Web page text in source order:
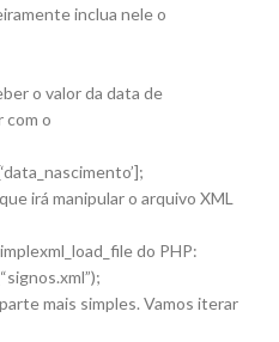
inclua nele o
o valor da data de
com o
irá manipular o arquivo XML
do PHP:
mais simples. Vamos iterar